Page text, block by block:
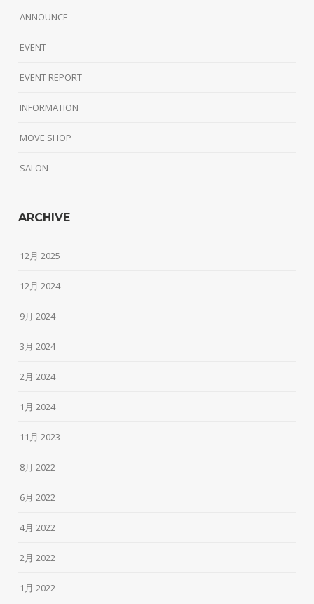
ANNOUNCE
EVENT
EVENT REPORT
INFORMATION
MOVE SHOP
SALON
ARCHIVE
12月 2025
12月 2024
9月 2024
3月 2024
2月 2024
1月 2024
11月 2023
8月 2022
6月 2022
4月 2022
2月 2022
1月 2022